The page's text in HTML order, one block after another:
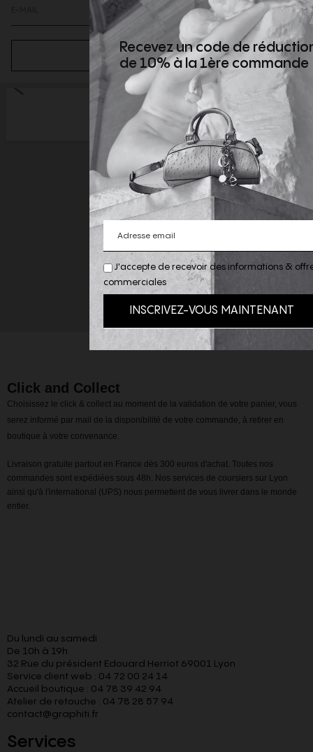
S’ABONNER
Click and Collect
Choisissez le click & collect au moment de la validation de votre panier, vous
serez informé par mail de la disponibilité de votre commande, à retirer en
boutique à votre convenance.
Livraison gratuite partout en France dès 300 euros d'achat. Toutes nos
commandes sont expédiées sous 48h. Nos services de coursiers sur Lyon
ainsi qu'à l'international (UPS) nous permettent de vous livrer dans le monde
entier.
Du lundi au samedi
De 10h à 19h
32 Rue du président Edouard Herriot 69001 Lyon
Service client web : 04 72 00 24 14
Accueil boutique : 04 78 39 42 94
Atelier de retouche : 04 78 28 57 94
contact@graphiti.fr
Services
J'accepte de recevoir des informations &
commerciales
Recevez un code de
de 10% à la 1ère commande